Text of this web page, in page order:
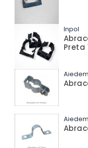
Inpol
Preta
Aiedem
Aiedem